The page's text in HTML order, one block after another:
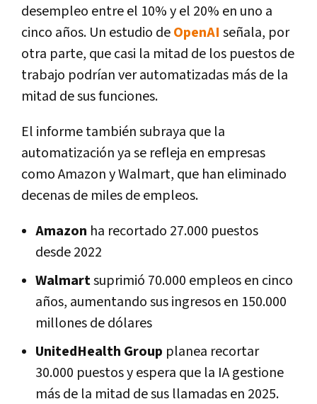
desempleo entre el 10% y el 20% en uno a
cinco años. Un estudio deOpenAI señala, por
otra parte, que casi la mitad de los puestos de
trabajo podrían ver automatizadas más de la
mitad de sus funciones.
El informe también subraya que la
automatización ya se refleja en empresas
como Amazon y Walmart, que han eliminado
decenas de miles de empleos.
Amazon ha recortado 27.000 puestos
desde 2022
Walmartsuprimió 70.000 empleos en cinco
años, aumentando sus ingresos en 150.000
millones de dólares
UnitedHealth Group planea recortar
30.000 puestos y espera que la IA gestione
más de la mitad de sus llamadas en 2025.